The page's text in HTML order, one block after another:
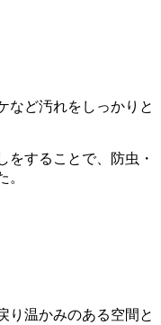
など汚れをしっかりと
をすることで、防虫・
。
り温かみのある空間と